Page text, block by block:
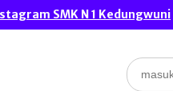
SMK N 1 Kedungwuni
Search
for: